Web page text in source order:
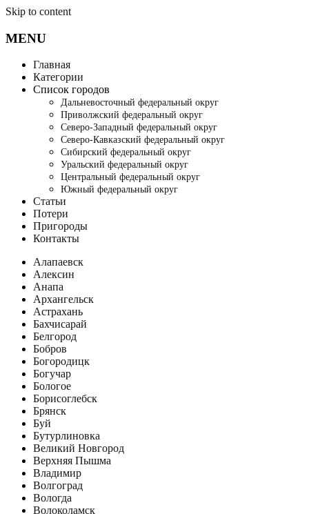
Skip to content
MENU
Главная
Категории
Список городов
Дальневосточный федеральный округ
Приволжский федеральный округ
Северо-Западный федеральный округ
Северо-Кавказский федеральный округ
Сибирский федеральный округ
Уральский федеральный округ
Центральный федеральный округ
Южный федеральный округ
Статьи
Потери
Пригороды
Контакты
Алапаевск
Алексин
Анапа
Архангельск
Астрахань
Бахчисарай
Белгород
Бобров
Богородицк
Богучар
Бологое
Борисоглебск
Брянск
Буй
Бутурлиновка
Великий Новгород
Верхняя Пышма
Владимир
Волгоград
Вологда
Волоколамск